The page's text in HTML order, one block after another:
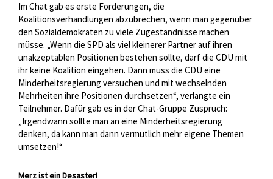
Im Chat gab es erste Forderungen, die
Koalitionsverhandlungen abzubrechen, wenn man gegenüber
den Sozialdemokraten zu viele Zugeständnisse machen
müsse. „Wenn die SPD als viel kleinerer Partner auf ihren
unakzeptablen Positionen bestehen sollte, darf die CDU mit
ihr keine Koalition eingehen. Dann muss die CDU eine
Minderheitsregierung versuchen und mit wechselnden
Mehrheiten ihre Positionen durchsetzen“, verlangte ein
Teilnehmer. Dafür gab es in der Chat-Gruppe Zuspruch:
„Irgendwann sollte man an eine Minderheitsregierung
denken, da kann man dann vermutlich mehr eigene Themen
umsetzen!“
Merz ist ein Desaster!